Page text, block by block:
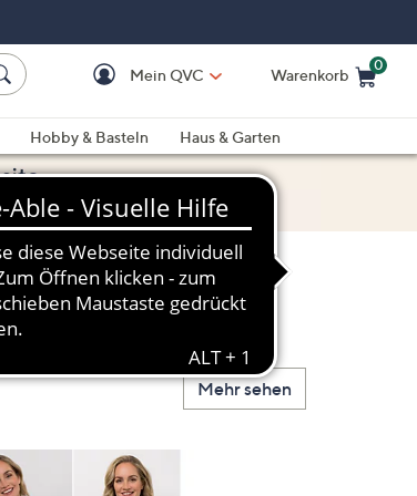
Mein QVC Warenkorb
0
Hobby & Basteln
Haus & Garten
Mehr sehen